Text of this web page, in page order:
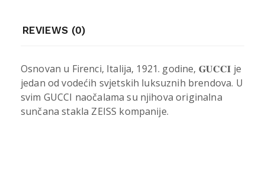
REVIEWS (0)
Osnovan u Firenci, Italija, 1921. godine, 𝐆𝐔𝐂𝐂𝐈 je
jedan od vodećih svjetskih luksuznih brendova. U
svim GUCCI naočalama su njihova originalna
sunčana stakla ZEISS kompanije.